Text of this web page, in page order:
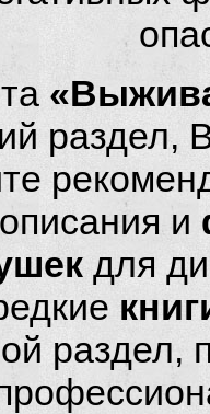
раздел,
и
для